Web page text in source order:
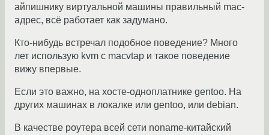
айпишнику виртуальной машины правильный mac-
адрес, всё работает как задумано.
Кто-нибудь встречал подобное поведение? Много
лет использую kvm с macvtap и такое поведение
вижу впервые.
Если это важно, на хосте-одноплатнике gentoo. На
других машинах в локалке или gentoo, или debian.
В качестве роутера всей сети noname-китайский